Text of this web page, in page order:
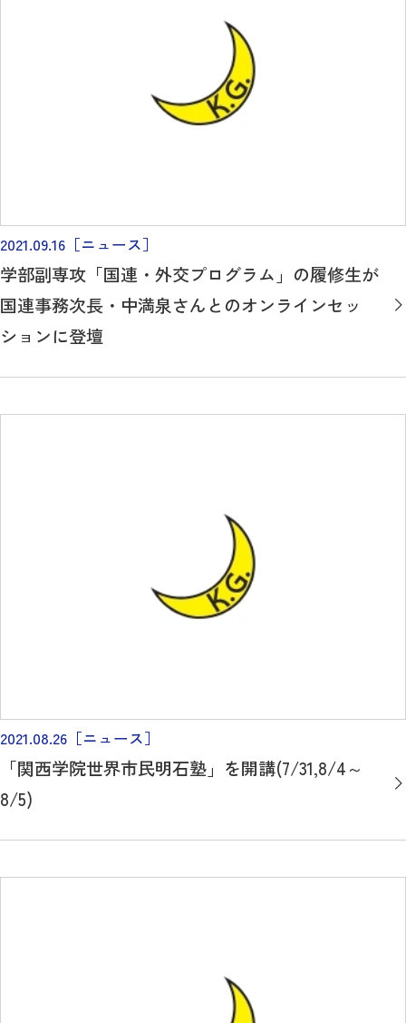
2021.09.16 ［ニュース］
学部副専攻「国連・外交プログラム」の履修生が
国連事務次長・中満泉さんとのオンラインセッ
ションに登壇
2021.08.26 ［ニュース］
「関西学院世界市民明石塾」を開講(7/31,8/4～
8/5)